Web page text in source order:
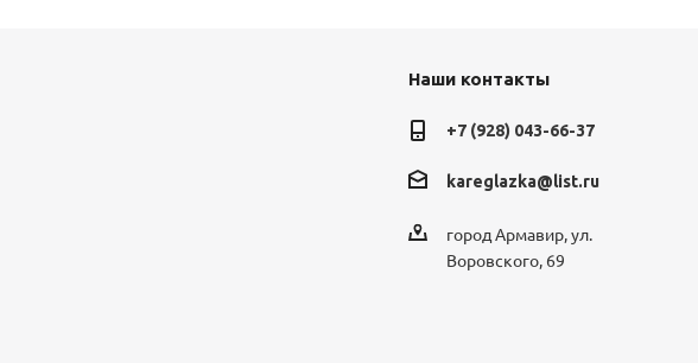
Наши контакты
+7 (928) 043-66-37
kareglazka@list.ru
город Армавир, ул.
Воровского, 69